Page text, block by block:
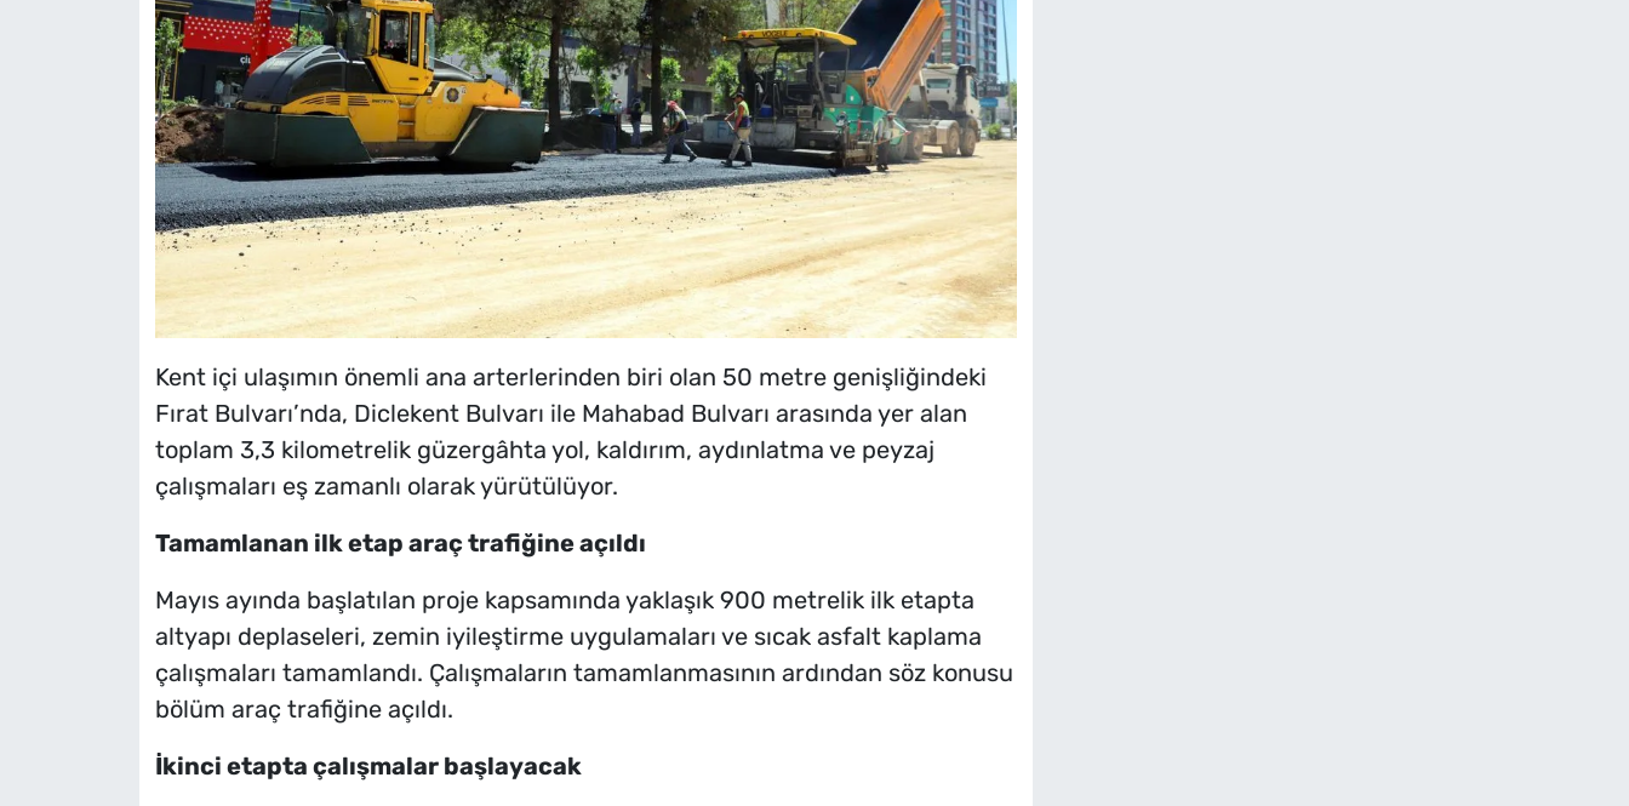
Kent içi ulaşımın önemli ana arterlerinden biri olan 50 metre genişliğindeki
Fırat Bulvarı’nda, Diclekent Bulvarı ile Mahabad Bulvarı arasında yer alan
toplam 3,3 kilometrelik güzergâhta yol, kaldırım, aydınlatma ve peyzaj
çalışmaları eş zamanlı olarak yürütülüyor.
Tamamlanan ilk etap araç trafiğine açıldı
Mayıs ayında başlatılan proje kapsamında yaklaşık 900 metrelik ilk etapta
altyapı deplaseleri, zemin iyileştirme uygulamaları ve sıcak asfalt kaplama
çalışmaları tamamlandı. Çalışmaların tamamlanmasının ardından söz konusu
bölüm araç trafiğine açıldı.
İkinci etapta çalışmalar başlayacak